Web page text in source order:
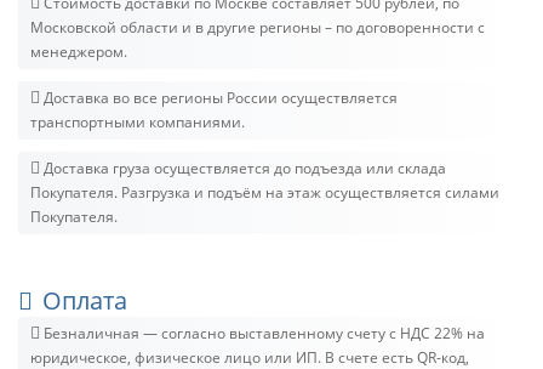
Московской области и в другие регионы – по договоренности с
менеджером.
Доставка во все регионы России осуществляется
транспортными компаниями.
Доставка груза осуществляется до подъезда или склада
Покупателя. Разгрузка и подъём на этаж осуществляется силами
Покупателя.
Оплата
Безналичная — согласно выставленному счету c НДС 22% на
юридическое, физическое лицо или ИП. В счете есть QR-код,